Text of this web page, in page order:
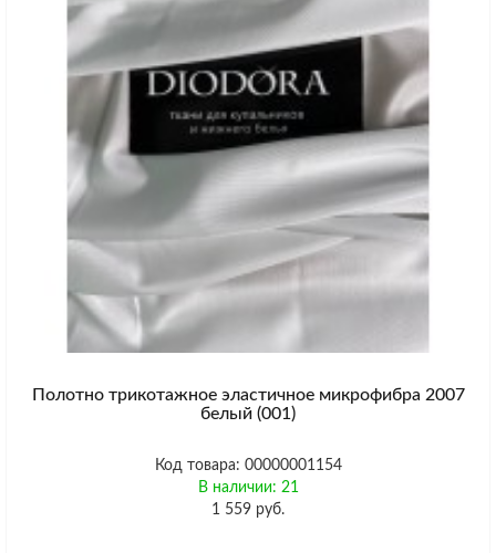
Полотно трикотажное эластичное микрофибра 2007
белый (001)
Код товара: 00000001154
В наличии: 21
1 559 руб.